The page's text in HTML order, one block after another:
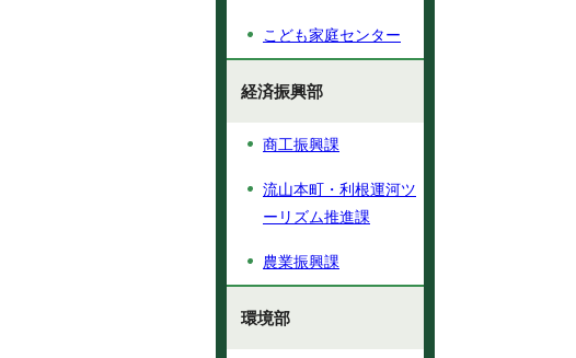
こども家庭センター
経済振興部
商工振興課
流山本町・利根運河ツ
ーリズム推進課
農業振興課
環境部